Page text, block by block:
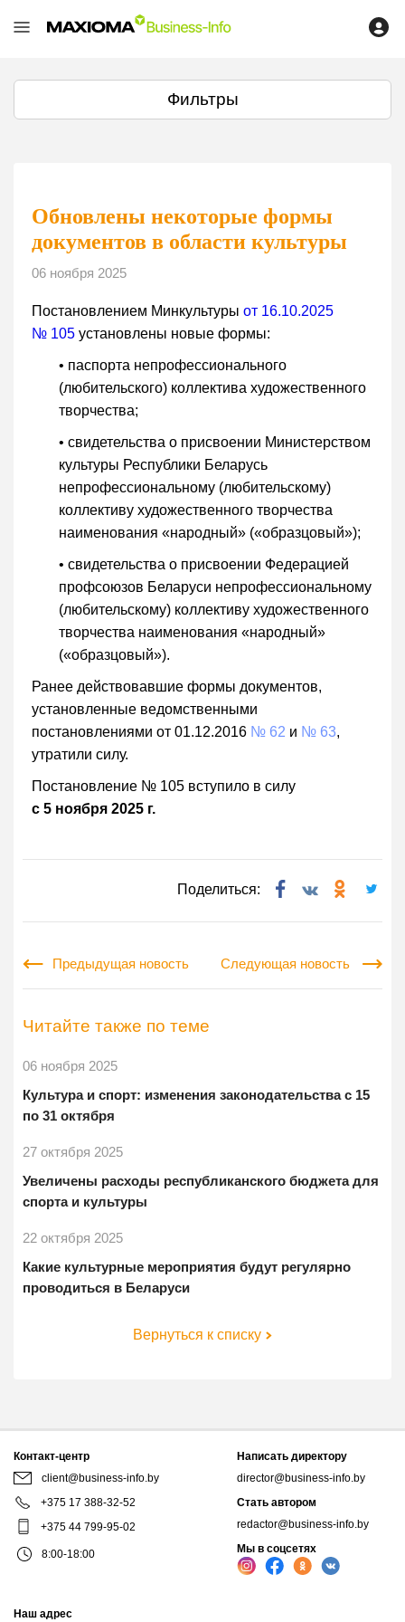
Фильтры
Обновлены некоторые формы
документов в области культуры
06 ноября 2025
Постановлением Минкультуры от 16.10.2025
№ 105 установлены новые формы:
• паспорта непрофессионального
(любительского) коллектива художественного
творчества;
• свидетельства о присвоении Министерством
культуры Республики Беларусь
непрофессиональному (любительскому)
коллективу художественного творчества
наименования «народный» («образцовый»);
• свидетельства о присвоении Федерацией
профсоюзов Беларуси непрофессиональному
(любительскому) коллективу художественного
творчества наименования «народный»
(«образцовый»).
Ранее действовавшие формы документов,
установленные ведомственными
постановлениями от 01.12.2016 № 62 и № 63,
утратили силу.
Постановление № 105 вступило в силу
с 5 ноября 2025 г.
Поделиться:
Предыдущая новость Следующая новость
Читайте также по теме
06 ноября 2025
Культура и спорт: изменения законодательства с 15
по 31 октября
27 октября 2025
Увеличены расходы республиканского бюджета для
спорта и культуры
22 октября 2025
Какие культурные мероприятия будут регулярно
проводиться в Беларуси
Вернуться к списку
Контакт-центр
client@business-info.by
+375 17 388-32-52
+375 44 799-95-02
8:00-18:00
Написать директору
director@business-info.by
Стать автором
redactor@business-info.by
Мы в соцсетях
Наш адрес